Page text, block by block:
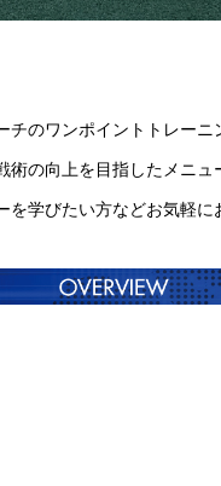
のワンポイントトレーニ
の向上を目指したメニュ
学びたい方などお気軽に